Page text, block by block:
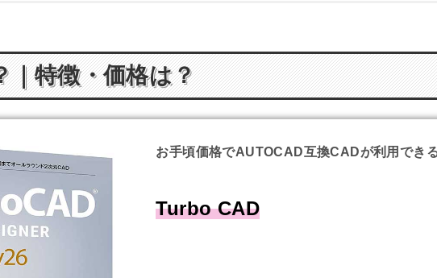
｜特徴・価格は？
お手頃価格でAUTOCAD互換CADが利用でき
Turbo CAD